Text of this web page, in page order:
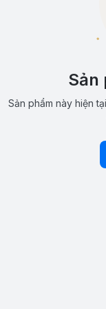
Sản
Sản phẩm này hiện